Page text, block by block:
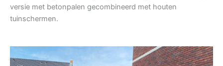
versie met betonpalen gecombineerd met houten
tuinschermen.